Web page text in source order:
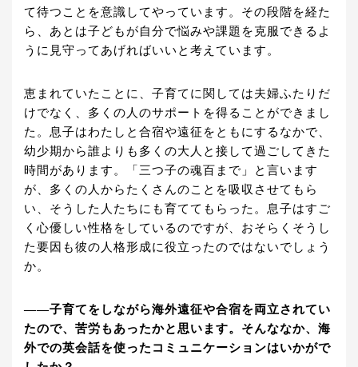
て待つことを意識してやっています。その段階を経た
ら、あとは子どもが自分で悩みや課題を克服できるよ
うに見守ってあげればいいと考えています。
恵まれていたことに、子育てに関しては夫婦ふたりだ
けでなく、多くの人のサポートを得ることができまし
た。息子はわたしと合宿や遠征をともにするなかで、
幼少期から誰よりも多くの大人と接して過ごしてきた
時間があります。「三つ子の魂百まで」と言います
が、多くの人からたくさんのことを吸収させてもら
い、そうした人たちにも育ててもらった。息子はすご
く心優しい性格をしているのですが、おそらくそうし
た要因も彼の人格形成に役立ったのではないでしょう
か。
――子育てをしながら海外遠征や合宿を両立されてい
たので、苦労もあったかと思います。そんななか、海
外での英会話を使ったコミュニケーションはいかがで